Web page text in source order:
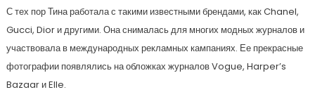
С тех пор Тина работала с такими известными брендами, как Chanel,
Gucci, Dior и другими. Она снималась для многих модных журналов и
участвовала в международных рекламных кампаниях. Ее прекрасные
фотографии появлялись на обложках журналов Vogue, Harper’s
Bazaar и Elle.